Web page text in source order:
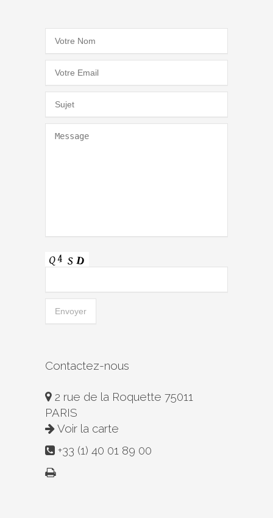
Contactez-nous
2 rue de la Roquette 75011
PARIS
Voir la carte
+33 (1) 40 01 89 00